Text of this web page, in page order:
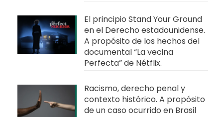
El principio Stand Your Ground
en el Derecho estadounidense.
A propósito de los hechos del
documental “La vecina
Perfecta” de Nétflix.
Racismo, derecho penal y
contexto histórico. A propósito
de un caso ocurrido en Brasil